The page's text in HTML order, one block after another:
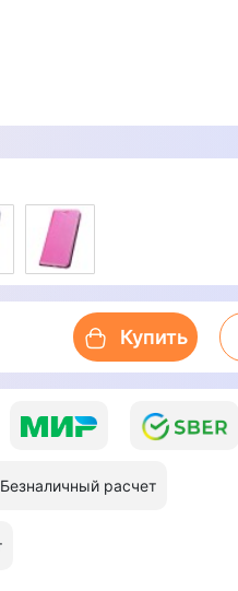
Безналичный расчет
Купить